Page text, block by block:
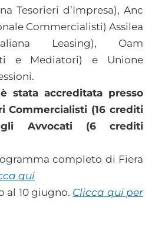
Tesorieri d’Impresa), Anc
Commercialisti) Assilea
Leasing), Oam
e Mediatori) e Unione
stata accreditata presso
Commercialisti (16 crediti
Avvocati (6 crediti
completo di Fiera
qui
al 10 giugno. Clicca qui per